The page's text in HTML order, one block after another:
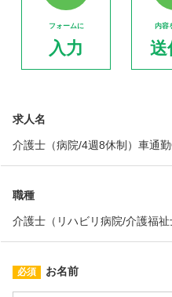
フォームに
入力
内容
送
求人名
介護士（病院/4週8休制）車通
職種
介護士（リハビリ病院/介護福
お名前